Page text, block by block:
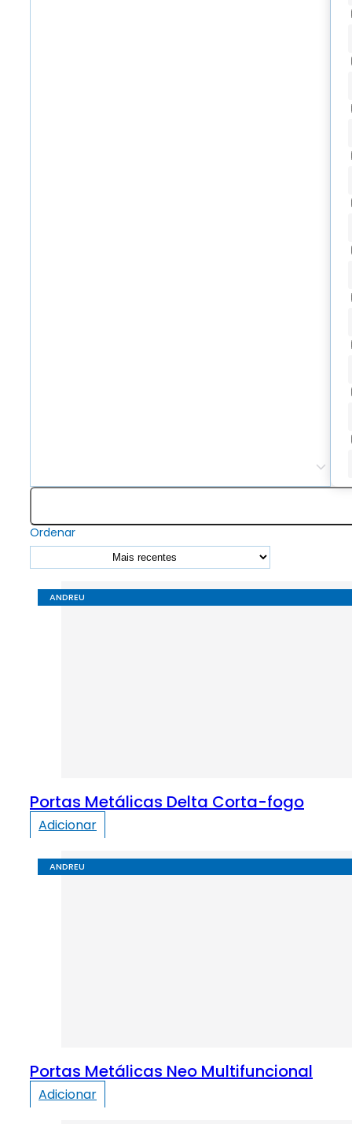
Ordenar
ANDREU
Portas Metálicas Delta Corta-fogo
Adicionar
ANDREU
Portas Metálicas Neo Multifuncional
Adicionar